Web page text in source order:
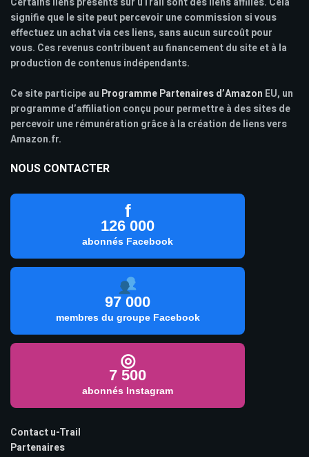
signifie que le site peut percevoir une commission si vous
effectuez un achat via ces liens, sans aucun surcoût pour
vous. Ces revenus contribuent au financement du site et à la
production de contenus indépendants.
Ce site participe au Programme Partenaires d’Amazon EU, un
programme d’affiliation conçu pour permettre à des sites de
percevoir une rémunération grâce à la création de liens vers
Amazon.fr.
NOUS CONTACTER
f
126 000
abonnés Facebook
97 000
membres du groupe Facebook
◎
7 500
abonnés Instagram
Contact u-Trail
Partenaires